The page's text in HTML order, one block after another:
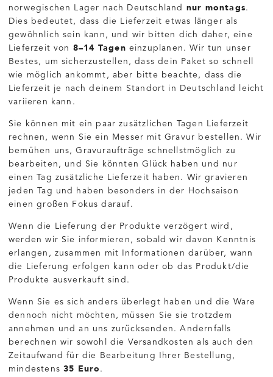
norwegischen Lager nach Deutschland nur montags.
Dies bedeutet, dass die Lieferzeit etwas länger als
gewöhnlich sein kann, und wir bitten dich daher, eine
Lieferzeit von 8–14 Tagen einzuplanen. Wir tun unser
Bestes, um sicherzustellen, dass dein Paket so schnell
wie möglich ankommt, aber bitte beachte, dass die
Lieferzeit je nach deinem Standort in Deutschland leicht
variieren kann.
Sie können mit ein paar zusätzlichen Tagen Lieferzeit
rechnen, wenn Sie ein Messer mit Gravur bestellen. Wir
bemühen uns, Gravuraufträge schnellstmöglich zu
bearbeiten, und Sie könnten Glück haben und nur
einen Tag zusätzliche Lieferzeit haben. Wir gravieren
jeden Tag und haben besonders in der Hochsaison
einen großen Fokus darauf.
Wenn die Lieferung der Produkte verzögert wird,
werden wir Sie informieren, sobald wir davon Kenntnis
erlangen, zusammen mit Informationen darüber, wann
die Lieferung erfolgen kann oder ob das Produkt/die
Produkte ausverkauft sind.
Wenn Sie es sich anders überlegt haben und die Ware
dennoch nicht möchten, müssen Sie sie trotzdem
annehmen und an uns zurücksenden. Andernfalls
berechnen wir sowohl die Versandkosten als auch den
Zeitaufwand für die Bearbeitung Ihrer Bestellung,
mindestens35 Euro .